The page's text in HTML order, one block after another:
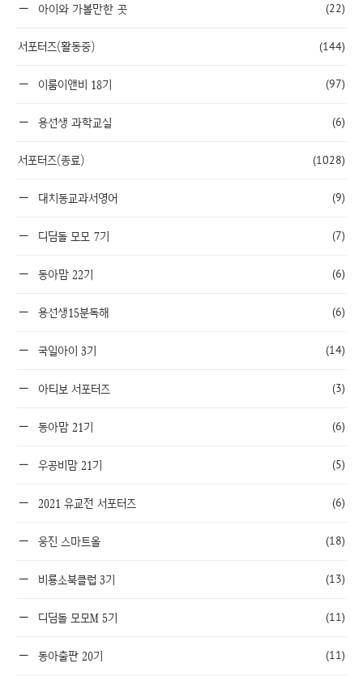
아이와 가볼만한 곳 (22)
서포터즈(활동중) (144)
이룸이앤비 18기 (97)
용선생 과학교실 (6)
서포터즈(종료) (1028)
대치동교과서영어 (9)
디딤돌 모모 7기 (7)
동아맘 22기 (6)
용선생15분독해 (6)
국일아이 3기 (14)
아티보 서포터즈 (3)
동아맘 21기 (6)
우공비맘 21기 (5)
2021 유교전 서포터즈 (6)
웅진 스마트올 (18)
비룡소북클럽 3기 (13)
디딤돌 모모M 5기 (11)
동아출판 20기 (11)